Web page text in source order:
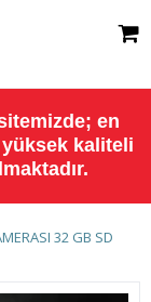
en
yüksek kaliteli
32 GB SD